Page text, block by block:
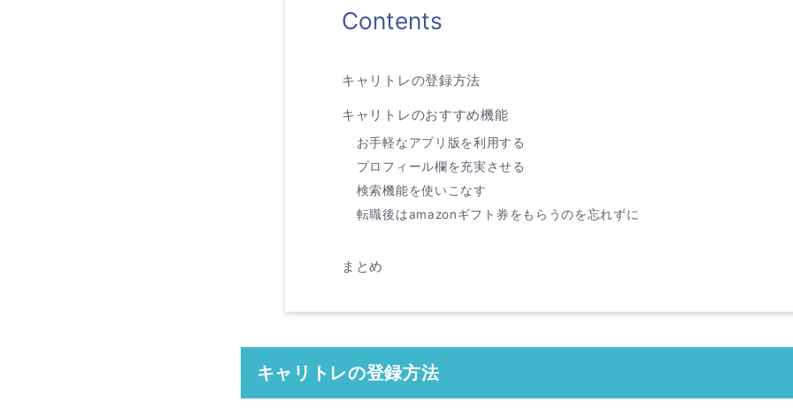
Contents
キャリトレの登録方法
キャリトレのおすすめ機能
お手軽なアプリ版を利用する
プロフィール欄を充実させる
検索機能を使いこなす
転職後はamazonギフト券をもらうのを忘れずに
まとめ
キャリトレの登録方法